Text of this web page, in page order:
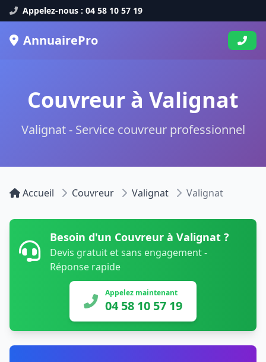
Appelez-nous : 04 58 10 57 19
AnnuairePro
Couvreur à Valignat
Valignat - Service couvreur professionnel
Accueil Couvreur Valignat Valignat
Besoin d'un Couvreur à Valignat ?
Devis gratuit et sans engagement -
Réponse rapide
Appelez maintenant
04 58 10 57 19